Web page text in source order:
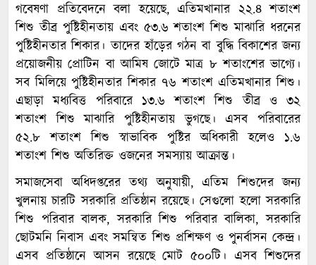
গবেষণা প্রতিবেদনে বলা হয়েছে, এতিমখানার ২২.৪ শতাংশ
শিশু তীব্র পুষ্টিহীনতায় এবং ৫৩.৬ শতাংশ শিশু মাঝারি ধরনের
পুষ্টিহীনতার শিকার। তাদের হাঁড়ের গঠন বা বুদ্ধি বিকাশের জন্য
প্রয়োজনীয় প্রোটিন বা আমিষ জোটে মাত্র ৮ শতাংশের ভাগ্যে।
সব মিলিয়ে পুষ্টিহীনতার শিকার ৭৬ শতাংশ এতিমখানার শিশু।
এছাড়া মধ্যবিত্ত পরিবারে ১৩.৬ শতাংশ শিশু তীব্র ও ৩২
শতাংশ শিশু মাঝারি পুষ্টিহীনতায় ভুগছে। এসব পরিবারের
৫২.৮ শতাংশ শিশু স্বাভাবিক পুষ্টির অধিকারী হলেও ১.৬
শতাংশ শিশু অতিরিক্ত ওজনের সমস্যায় আক্রান্ত।
সমাজসেবা অধিদপ্তরের তথ্য অনুযায়ী, এতিম শিশুদের জন্য
খুলনায় চারটি সরকারি প্রতিষ্ঠান রয়েছে। সেগুলো হলো সরকারি
শিশু পরিবার বালক, সরকারি শিশু পরিবার বালিকা, সরকারি
ছোটমনি নিবাস এবং সমন্বিত শিশু প্রশিক্ষণ ও পুনর্বাসন কেন্দ্র।
এসব প্রতিষ্ঠানে আসন রয়েছে মোট ৫০০টি। এসব শিশুদের